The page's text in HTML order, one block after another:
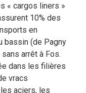
« cargos liners »
10% des
en
bassin (de Pagny
arrêt à Fos.
dans les filières
vracs
aciers, les